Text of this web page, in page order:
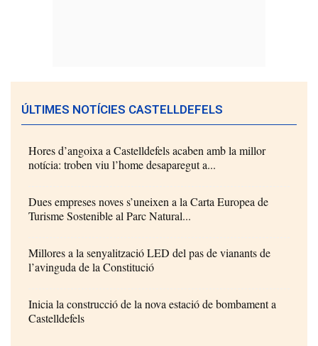
ÚLTIMES NOTÍCIES CASTELLDEFELS
Hores d’angoixa a Castelldefels acaben amb la millor
notícia: troben viu l’home desaparegut a...
Dues empreses noves s’uneixen a la Carta Europea de
Turisme Sostenible al Parc Natural...
Millores a la senyalització LED del pas de vianants de
l’avinguda de la Constitució
Inicia la construcció de la nova estació de bombament a
Castelldefels